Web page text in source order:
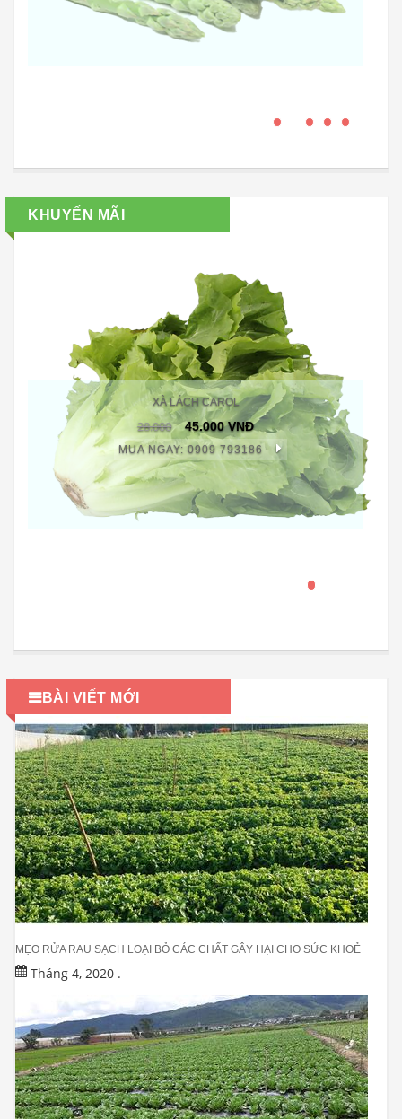
KHUYẾN MÃI
XÀ LÁCH CAROL
28.000 45.000 VNĐ
MUA NGAY: 0909 793186
BÀI VIẾT MỚI
MẸO RỬA RAU SẠCH LOẠI BỎ CÁC CHẤT GÂY HẠI CHO SỨC KHOẺ
Tháng 4, 2020 .